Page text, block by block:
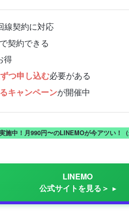
線契約に対応
契約できる
得
つ申し込む必要がある
キャンペーンが開催中
中！月990円〜のLINEMOが今アツい！
LINEMO
公式サイトを見る＞